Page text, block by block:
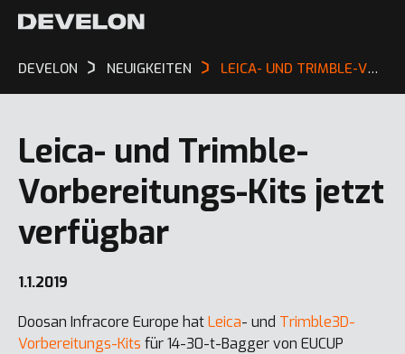
DEVELON NEUIGKEITEN LEICA- UND TRIMBLE-VORBEREITUNGS-KITS JETZT VERFÜGBAR
Leica- und Trimble-
Vorbereitungs-Kits jetzt
verfügbar
1.1.2019
Doosan Infracore Europe hatLeica- und Trimble3D-
Vorbereitungs-Kits für 14-30-t-Bagger von EUCUP